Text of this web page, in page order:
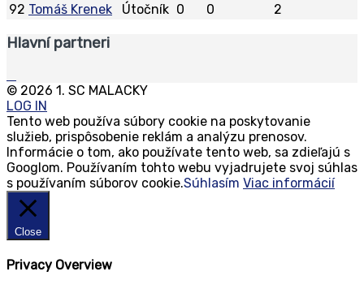
92 Tomáš Krenek Útočník 0 0 2
Hlavní partneri
© 2026 1. SC MALACKY
LOG IN
Tento web používa súbory cookie na poskytovanie
služieb, prispôsobenie reklám a analýzu prenosov.
Informácie o tom, ako používate tento web, sa zdieľajú s
Googlom. Používaním tohto webu vyjadrujete svoj súhlas
s používaním súborov cookie.Súhlasím Viac informácií
Close
Privacy Overview